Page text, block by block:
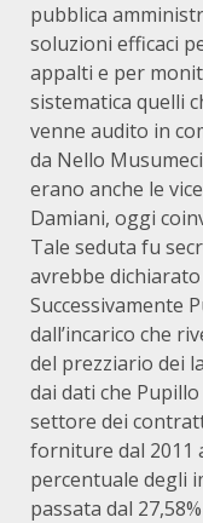
pubblica
soluzioni efficaci
appalti e per
sistematica quelli
venne audito in
da Nello
erano anche le
Damiani, oggi
Tale seduta fu
avrebbe
Successivamente
dall’incarico che
del prezziario dei
dai dati che
settore dei
forniture dal 2011
percentuale degli
passata dal